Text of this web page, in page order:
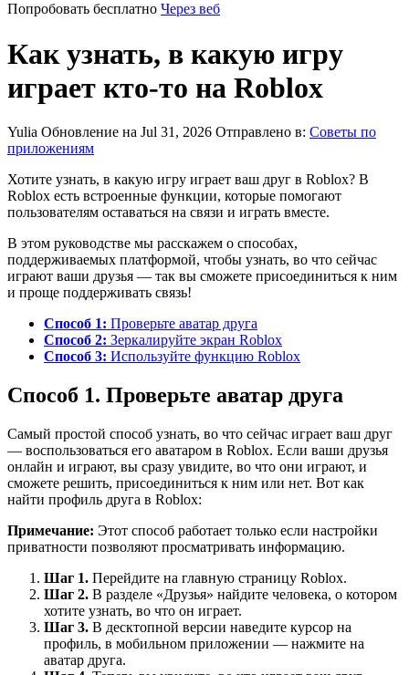
Попробовать бесплатно Через веб
Как узнать, в какую игру
играет кто-то на Roblox
Yulia Обновление на Jul 31, 2026 Отправлено в: Советы по
приложениям
Хотите узнать, в какую игру играет ваш друг в Roblox? В
Roblox есть встроенные функции, которые помогают
пользователям оставаться на связи и играть вместе.
В этом руководстве мы расскажем о способах,
поддерживаемых платформой, чтобы узнать, во что сейчас
играют ваши друзья — так вы сможете присоединиться к ним
и проще поддерживать связь!
Способ 1: Проверьте аватар друга
Способ 2: Зеркалируйте экран Roblox
Способ 3: Используйте функцию Roblox
Способ 1. Проверьте аватар друга
Самый простой способ узнать, во что сейчас играет ваш друг
— воспользоваться его аватаром в Roblox. Если ваши друзья
онлайн и играют, вы сразу увидите, во что они играют, и
сможете решить, присоединиться к ним или нет. Вот как
найти профиль друга в Roblox:
Примечание: Этот способ работает только если настройки
приватности позволяют просматривать информацию.
Шаг 1. Перейдите на главную страницу Roblox.
Шаг 2. В разделе «Друзья» найдите человека, о котором
хотите узнать, во что он играет.
Шаг 3. В десктопной версии наведите курсор на
профиль, в мобильном приложении — нажмите на
аватар друга.